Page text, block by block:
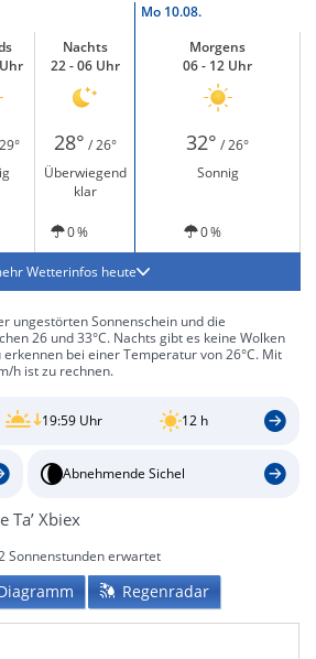
Mo 10.08.
Nachts
22 - 06 Uhr
Morgens
06 - 12 Uhr
28° / 26° 32° / 26°
Überwiegend
klar
Sonnig
0 % 0 %
Wetterinfos heute
ungestörten Sonnenschein und die
26 und 33°C. Nachts gibt es keine Wolken
bei einer Temperatur von 26°C. Mit
h ist zu rechnen.
19:59 Uhr 12 h
Abnehmende Sichel
Ta’ Xbiex
Sonnenstunden erwartet
Regenradar